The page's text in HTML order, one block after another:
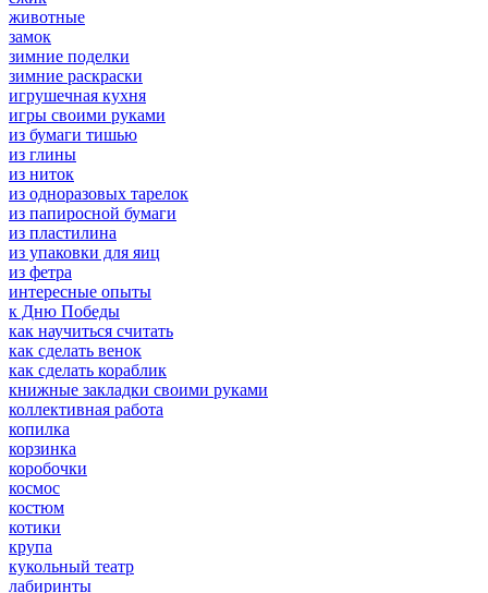
животные
замок
зимние поделки
зимние раскраски
игрушечная кухня
игры своими руками
из бумаги тишью
из глины
из ниток
из одноразовых тарелок
из папиросной бумаги
из пластилина
из упаковки для яиц
из фетра
интересные опыты
к Дню Победы
как научиться считать
как сделать венок
как сделать кораблик
книжные закладки своими руками
коллективная работа
копилка
корзинка
коробочки
космос
костюм
котики
крупа
кукольный театр
лабиринты